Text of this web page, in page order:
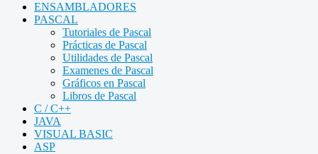
ENSAMBLADORES
PASCAL
Tutoriales de Pascal
Prácticas de Pascal
Utilidades de Pascal
Examenes de Pascal
Gráficos en Pascal
Libros de Pascal
C / C++
JAVA
VISUAL BASIC
ASP